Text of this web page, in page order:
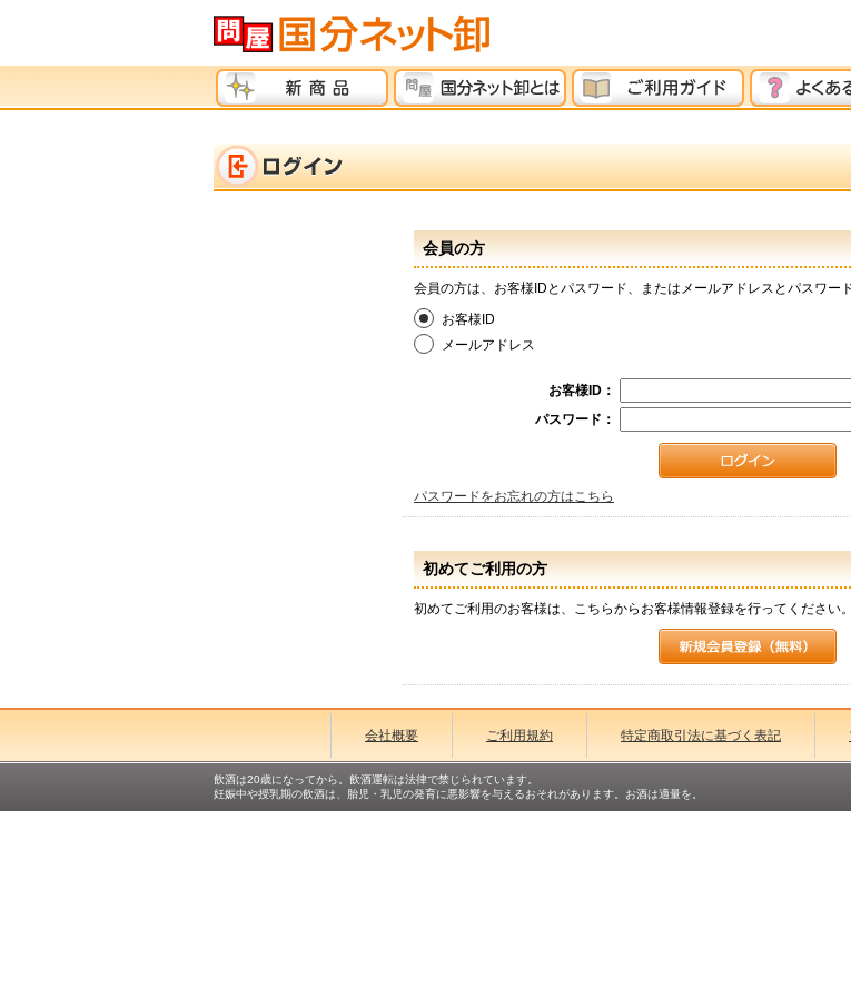
会員の方
会員の方は、お客様IDとパスワード、またはメールアドレスとパスワー
お客様ID
メールアドレス
お客様ID：
パスワード：
パスワードをお忘れの方はこちら
初めてご利用の方
初めてご利用のお客様は、こちらからお客様情報登録を行ってください。
会社概要 ご利用規約 特定商取引法に基づく表記
飲酒は20歳になってから。飲酒運転は法律で禁じられています。
妊娠中や授乳期の飲酒は、胎児・乳児の発育に悪影響を与えるおそれがあります。お酒は適量を。